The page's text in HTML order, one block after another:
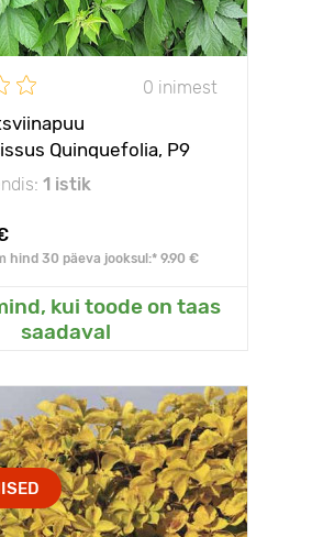
0 inimest
Quinquefolia, P9
1 istik
hind 30 päeva jooksul:* 9.90 €
kui toode on taas
saadaval